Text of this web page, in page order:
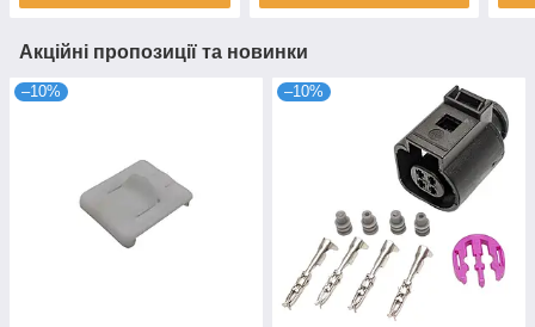
Акційні пропозиції та новинки
–10% –10%